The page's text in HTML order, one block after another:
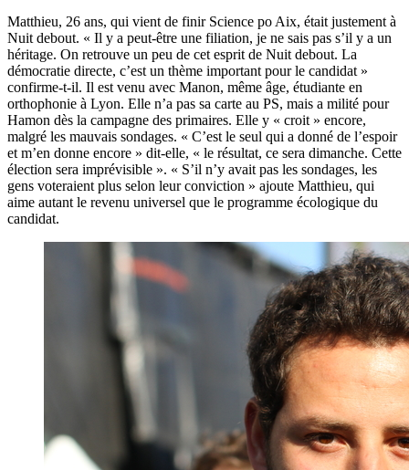
Matthieu, 26 ans, qui vient de finir Science po Aix, était justement à
Nuit debout. « Il y a peut-être une filiation, je ne sais pas s’il y a un
héritage. On retrouve un peu de cet esprit de Nuit debout. La
démocratie directe, c’est un thème important pour le candidat »
confirme-t-il. Il est venu avec Manon, même âge, étudiante en
orthophonie à Lyon. Elle n’a pas sa carte au PS, mais a milité pour
Hamon dès la campagne des primaires. Elle y « croit » encore,
malgré les mauvais sondages. « C’est le seul qui a donné de l’espoir
et m’en donne encore » dit-elle, « le résultat, ce sera dimanche. Cette
élection sera imprévisible ». « S’il n’y avait pas les sondages, les
gens voteraient plus selon leur conviction » ajoute Matthieu, qui
aime autant le revenu universel que le programme écologique du
candidat.